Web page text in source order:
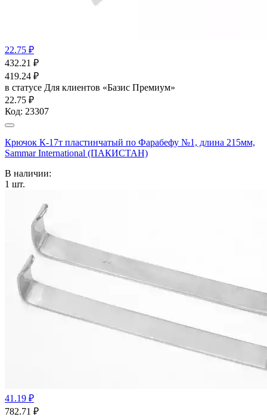
22.75 ₽
432.21 ₽
419.24 ₽
в статусе Для клиентов «Базис Премиум»
22.75 ₽
Код: 23307
Крючок К-17т пластинчатый по Фарабефу №1, длина 215мм,
Sammar International (ПАКИСТАН)
В наличии:
1 шт.
41.19 ₽
782.71 ₽